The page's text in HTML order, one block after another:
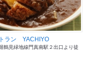
ラン YACHIYO
鶴見緑地線門真南駅２出口より徒